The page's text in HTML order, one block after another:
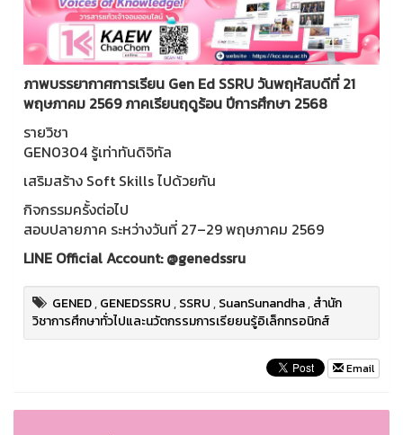
ภาพบรรยากาศการเรียน Gen Ed SSRU วันพฤหัสบดีที่ 21
พฤษภาคม 2569 ภาคเรียนฤดูร้อน ปีการศึกษา 2568
รายวิชา
GEN0304 รู้เท่าทันดิจิทัล
เสริมสร้าง Soft Skills ไปด้วยกัน
กิจกรรมครั้งต่อไป
สอบปลายภาค ระหว่างวันที่ 27–29 พฤษภาคม 2569
LINE Official Account: @genedssru
GENED,GENEDSSRU,SSRU,SuanSunandha,สำนัก
วิชาการศึกษาทั่วไปและนวัตกรรมการเรียยนรู้อิเล็กทรอนิกส์
Email